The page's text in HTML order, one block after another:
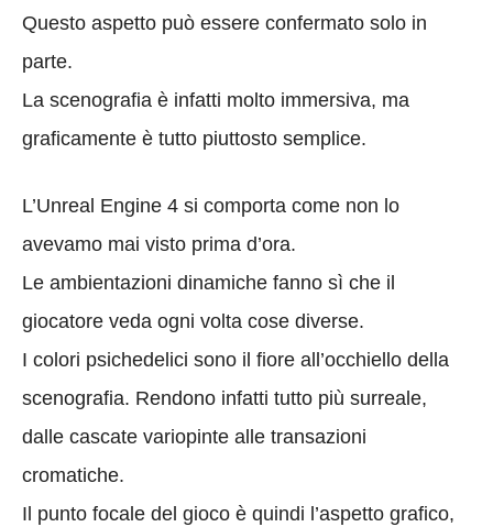
Questo aspetto può essere confermato solo in
parte.
La scenografia è infatti molto immersiva, ma
graficamente è tutto piuttosto semplice.
L’Unreal Engine 4 si comporta come non lo
avevamo mai visto prima d’ora.
Le ambientazioni dinamiche fanno sì che il
giocatore veda ogni volta cose diverse.
I colori psichedelici sono il fiore all’occhiello della
scenografia. Rendono infatti tutto più surreale,
dalle cascate variopinte alle transazioni
cromatiche.
Il punto focale del gioco è quindi l’aspetto grafico,